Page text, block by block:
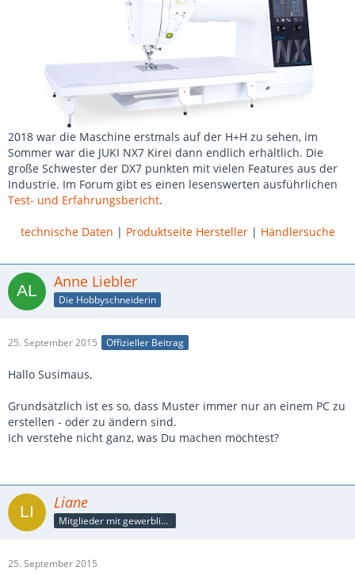
2018 war die Maschine erstmals auf der H+H zu sehen, im
Sommer war die JUKI NX7 Kirei dann endlich erhältlich. Die
große Schwester der DX7 punkten mit vielen Features aus der
Industrie. Im Forum gibt es einen lesenswerten ausführlichen
Test- und Erfahrungsbericht.
technische Daten | Produktseite Hersteller| Händlersuche
Anne Liebler
Die Hobbyschneiderin
25. September 2015 Offizieller Beitrag
Hallo Susimaus,
Grundsätzlich ist es so, dass Muster immer nur an einem PC zu
erstellen - oder zu ändern sind.
Ich verstehe nicht ganz, was Du machen möchtest?
Liane
Mitglieder mit gewerblicher Verbindung, auch als Mitarbeiter/in
25. September 2015